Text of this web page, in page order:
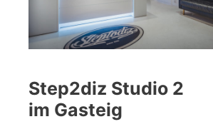
Step2diz Studio 2
im Gasteig